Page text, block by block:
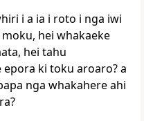
i a ia i roto i nga iwi
hei whakaeke
hei tahu
ki toku aroaro? a
nga whakahere ahi